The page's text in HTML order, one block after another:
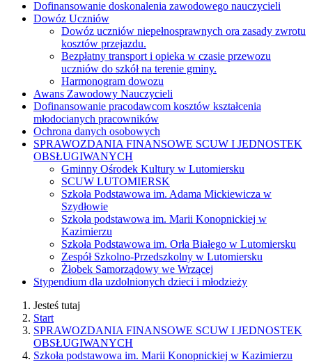
Dofinansowanie doskonalenia zawodowego nauczycieli
Dowóz Uczniów
Dowóz uczniów niepełnosprawnych ora zasady zwrotu
kosztów przejazdu.
Bezpłatny transport i opieka w czasie przewozu
uczniów do szkół na terenie gminy.
Harmonogram dowozu
Awans Zawodowy Nauczycieli
Dofinansowanie pracodawcom kosztów kształcenia
młodocianych pracowników
Ochrona danych osobowych
SPRAWOZDANIA FINANSOWE SCUW I JEDNOSTEK
OBSŁUGIWANYCH
Gminny Ośrodek Kultury w Lutomiersku
SCUW LUTOMIERSK
Szkoła Podstawowa im. Adama Mickiewicza w
Szydłowie
Szkoła podstawowa im. Marii Konopnickiej w
Kazimierzu
Szkoła Podstawowa im. Orła Białego w Lutomiersku
Zespół Szkolno-Przedszkolny w Lutomiersku
Żłobek Samorządowy we Wrzącej
Stypendium dla uzdolnionych dzieci i młodzieży
Jesteś tutaj
Start
SPRAWOZDANIA FINANSOWE SCUW I JEDNOSTEK
OBSŁUGIWANYCH
Szkoła podstawowa im. Marii Konopnickiej w Kazimierzu